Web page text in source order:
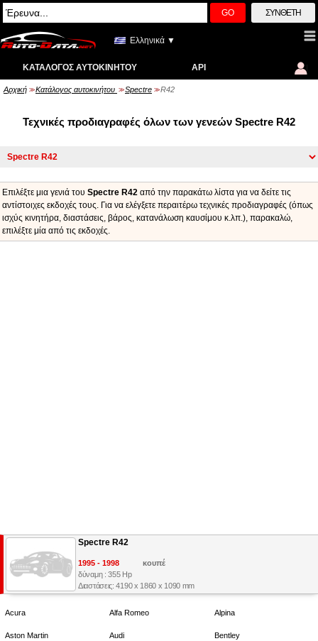
GO ΣΎΝΘΕΤΗ
Ελληνικά ▼
ΚΑΤΆΛΟΓΟΣ ΑΥΤΟΚΙΝΉΤΟΥ API
Αρχική >> Κατάλογος αυτοκινήτου >> Spectre >> R42
Τεχνικές προδιαγραφές όλων των γενεών Spectre R42
Επιλέξτε μια γενιά του Spectre R42 από την παρακάτω λίστα για να δείτε τις
αντίστοιχες εκδοχές τους. Για να ελέγξετε περαιτέρω τεχνικές προδιαγραφές (όπως
ισχύς κινητήρα, διαστάσεις, βάρος, κατανάλωση καυσίμου κ.λπ.), παρακαλώ,
επιλέξτε μία από τις εκδοχές.
Spectre R42
1995 - 1998
κουπέ
δύναμη : 355 Hp
Διαστάσεις: 4190 x 1860 x 1090 mm
Acura Alfa Romeo Alpina
Aston Martin Audi Bentley